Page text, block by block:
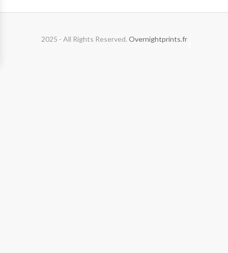
2025 - All Rights Reserved. Overnightprints.fr